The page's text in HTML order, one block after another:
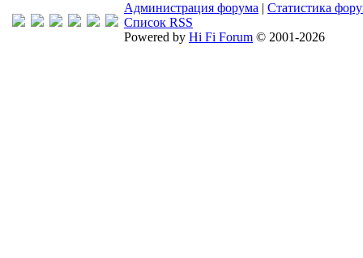
Администрация форума | Статистика
Список RSS
Powered by Hi Fi Forum © 2001-2026